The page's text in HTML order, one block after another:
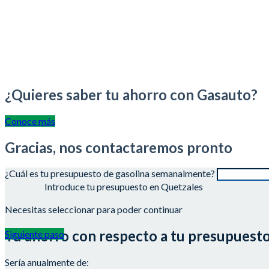
¿Quieres saber tu ahorro con Gasauto?
Conoce más
Gracias, nos contactaremos pronto
¿Cuál es tu presupuesto de gasolina semanalmente?
Introduce tu presupuesto en Quetzales
Necesitas seleccionar para poder continuar
Siguiente paso
Tu ahorro con respecto a tu
Sería anualmente de: